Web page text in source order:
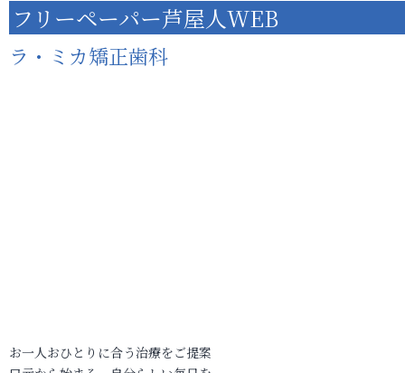
フリーペーパー芦屋人WEB
ラ・ミカ矯正歯科
お一人おひとりに合う治療をご提案